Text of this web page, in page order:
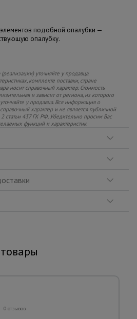
подобной опалубки —
опалубку.
уточняйте у продавца.
комплекте поставки, стране
носит справочный характер. Стоимость
и зависит от региона, из которого
у продавца. Вся информация о
характер и не является публичной
2 статьи 437 ГК РФ. Убедительно просим Вас
функций и характеристик.
0 отзывов